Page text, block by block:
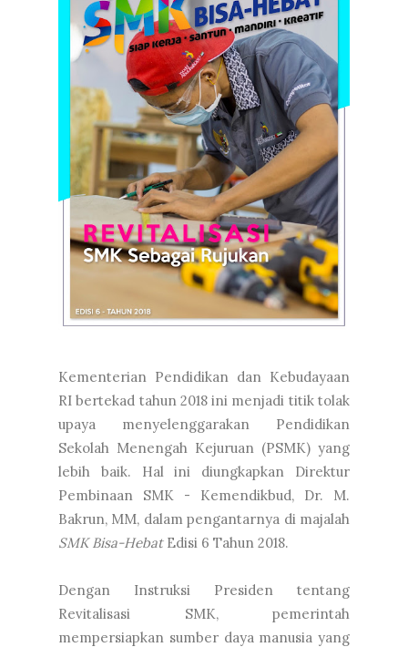
Kementerian Pendidikan dan Kebudayaan
RI bertekad tahun 2018 ini menjadi titik tolak
upaya menyelenggarakan Pendidikan
Sekolah Menengah Kejuruan (PSMK) yang
lebih baik. Hal ini diungkapkan Direktur
Pembinaan SMK - Kemendikbud, Dr. M.
Bakrun, MM, dalam pengantarnya di majalah
SMK Bisa-HebatEdisi 6 Tahun 2018.
Dengan Instruksi Presiden tentang
Revitalisasi SMK, pemerintah
mempersiapkan sumber daya manusia yang